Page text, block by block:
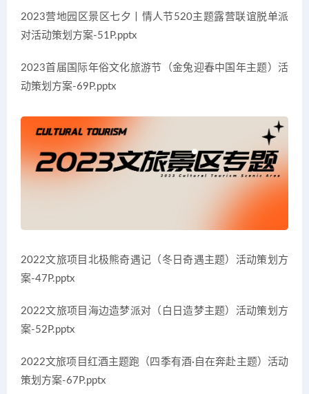
2023营地园区景区七夕丨情人节520主题露营联谊脱单派
对活动策划方案-51P.pptx
2023首届国际年俗文化旅游节（金兔迎春中国年主题）活
动策划方案-69P.pptx
2022文旅项目北极熊奇遇记（冬日奇遇主题）活动策划方
案-47P.pptx
2022文旅项目海边造梦派对（白日造梦主题）活动策划方
案-52P.pptx
2022文旅项目红酒主题跑（四季有酒·自在奔赴主题）活动
策划方案-67P.pptx